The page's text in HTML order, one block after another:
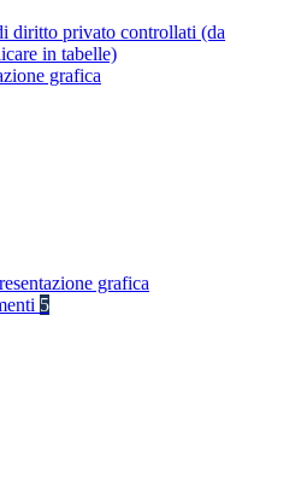
diritto privato controllati (da
in tabelle)
grafica
grafica
5